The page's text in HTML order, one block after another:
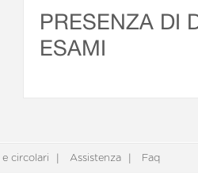
PRESENZA DI
ESAMI
e circolari Assistenza Faq